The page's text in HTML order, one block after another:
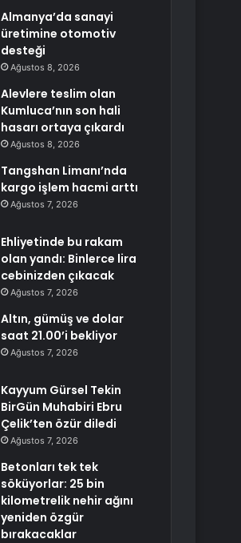
Almanya’da sanayi
üretimine otomotiv
desteği
Ağustos 8, 2026
Alevlere teslim olan
Kumluca’nın son hali
hasarı ortaya çıkardı
Ağustos 8, 2026
Tangshan Limanı’nda
kargo işlem hacmi arttı
Ağustos 7, 2026
Ehliyetinde bu rakam
olan yandı: Binlerce lira
cebinizden çıkacak
Ağustos 7, 2026
Altın, gümüş ve dolar
saat 21.00’i bekliyor
Ağustos 7, 2026
Kayyum Gürsel Tekin
BirGün Muhabiri Ebru
Çelik’ten özür diledi
Ağustos 7, 2026
Betonları tek tek
söküyorlar: 25 bin
kilometrelik nehir ağını
yeniden özgür
bırakacaklar